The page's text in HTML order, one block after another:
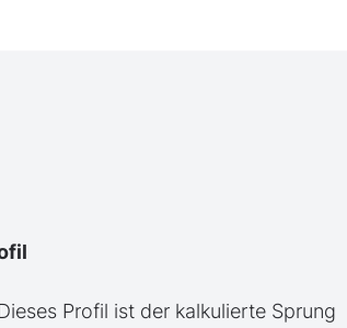
Profil ist der kalkulierte Sprung